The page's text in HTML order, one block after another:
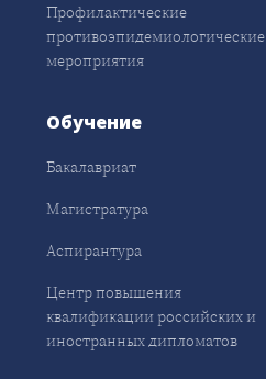
Профилактические
противоэпидемиологические
мероприятия
Обучение
Бакалавриат
Магистратура
Аспирантура
Центр повышения
квалификации российских и
иностранных дипломатов